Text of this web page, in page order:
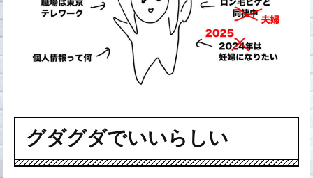
グダグダでいいらしい